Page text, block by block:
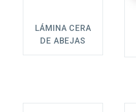
LÁMINA CERA
DE ABEJAS